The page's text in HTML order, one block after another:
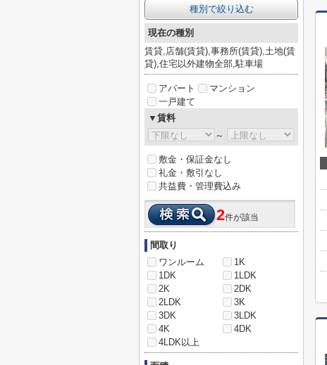
種別で絞り込む
現在の種別
賃貸,店舗(賃貸),事務所(賃貸),土地(賃
貸),住宅以外建物全部,駐車場
アパート
マンション
一戸建て
▼賃料
～
敷金・保証金なし
礼金・敷引なし
共益費・管理費込み
2件が該当
間取り
ワンルーム
1K
1DK
1LDK
2K
2DK
2LDK
3K
3DK
3LDK
4K
4DK
4LDK以上